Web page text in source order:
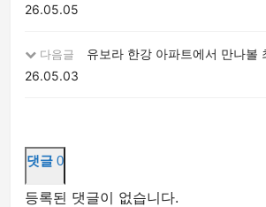
26.05.05
다음글
유보라 한강 아파트에서 만나볼
26.05.03
댓글 0
등록된 댓글이 없습니다.